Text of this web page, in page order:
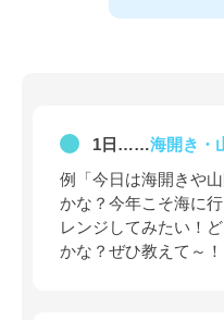
1日……海開き・
例「今日は海開きや
かな？今年こそ海に
レンジしてみたい！
かな？ぜひ教えて～！